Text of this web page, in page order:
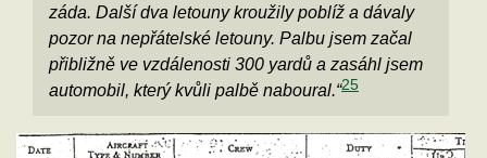
záda. Další dva letouny kroužily poblíž a dávaly
pozor na nepřátelské letouny. Palbu jsem začal
přibližně ve vzdálenosti 300 yardů a zasáhl jsem
automobil, který kvůli palbě naboural.“25